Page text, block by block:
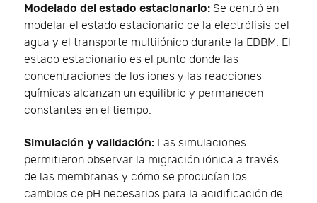
Modelado del estado estacionario: Se centró en
modelar el estado estacionario de la electrólisis del
agua y el transporte multiiónico durante la EDBM. El
estado estacionario es el punto donde las
concentraciones de los iones y las reacciones
químicas alcanzan un equilibrio y permanecen
constantes en el tiempo.
Simulación y validación: Las simulaciones
permitieron observar la migración iónica a través
de las membranas y cómo se producían los
cambios de pH necesarios para la acidificación de